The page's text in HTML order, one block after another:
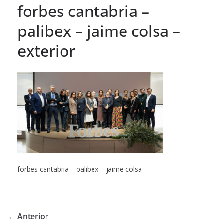
forbes cantabria –
palibex – jaime colsa –
exterior
forbes cantabria – palibex – jaime colsa
← Anterior